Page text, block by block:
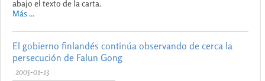
abajo el texto de la carta.
Más ...
El gobierno finlandés continúa observando de cerca la
persecución de Falun Gong
2005-01-13